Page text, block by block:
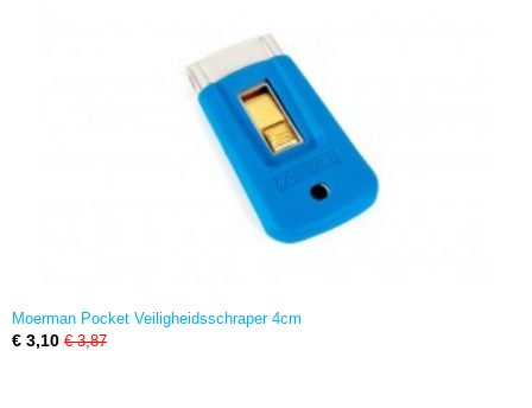
Moerman Pocket Veiligheidsschraper 4cm
€ 3,10 € 3,87